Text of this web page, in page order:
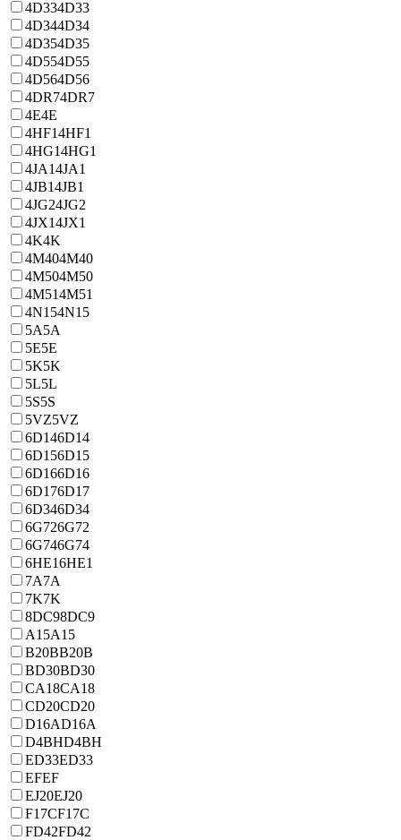
4D334D33
4D344D34
4D354D35
4D554D55
4D564D56
4DR74DR7
4E4E
4HF14HF1
4HG14HG1
4JA14JA1
4JB14JB1
4JG24JG2
4JX14JX1
4K4K
4M404M40
4M504M50
4M514M51
4N154N15
5A5A
5E5E
5K5K
5L5L
5S5S
5VZ5VZ
6D146D14
6D156D15
6D166D16
6D176D17
6D346D34
6G726G72
6G746G74
6HE16HE1
7A7A
7K7K
8DC98DC9
A15A15
B20BB20B
BD30BD30
CA18CA18
CD20CD20
D16AD16A
D4BHD4BH
ED33ED33
EFEF
EJ20EJ20
F17CF17C
FD42FD42